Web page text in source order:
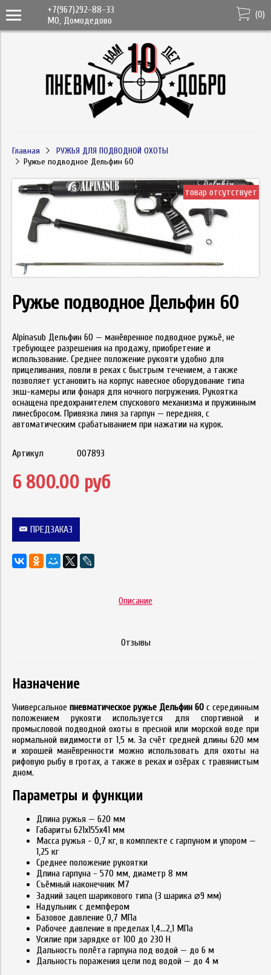
+7(967)292-88-33
МО, Домодедово
(0)
Главная
РУЖЬЯ ДЛЯ ПОДВОДНОЙ ОХОТЫ
Ружье подводное Дельфин 60
товар отсутствует
Ружье подводное Дельфин 60
Alpinasub Дельфин 60 — манёвренное подводное ружьё, не
требующее разрешения на продажу, приобретение и
использование. Среднее положение рукояти удобно для
прицеливания, ловли в реках с быстрым течением, а также
позволяет установить на корпус навесное оборудование типа
экш-камеры или фонаря для ночного погружения. Рукоятка
оснащена предохранителем спускового механизма и пружинным
линесбросом. Привязка линя за гарпун — передняя, с
автоматическим срабатыванием при нажатии на курок.
Артикул 007893
6 800.00 руб
ПРЕДЗАКАЗ
Описание
Отзывы
Назначение
Универсальное пневматическое ружье Дельфин 60 с серединным
положением рукояти используется для спортивной и
промысловой подводной охоты в пресной или морской воде при
нормальной видимости от 1,5 м. За счёт средней длины 620 мм
и хорошей манёвренности можно использовать для охоты на
рифовую рыбу в гротах, а также в реках и озёрах с травянистым
дном.
Параметры и функции
Длина ружья — 620 мм
Габариты 621x155x41 мм
Масса ружья - 0,7 кг, в комплекте с гарпуном и упором —
1,25 кг
Среднее положение рукоятки
Длина гарпуна - 570 мм, диаметр 8 мм
Съёмный наконечник М7
Задний зацеп шарикового типа (3 шарика ⌀9 мм)
Надульник с демпфером
Базовое давление 0,7 МПа
Рабочее давление в пределах 1,4...2,1 МПа
Усилие при зарядке от 100 до 230 Н
Дальность полёта гарпуна под водой — до 6 м
Дальность поражения цели под водой — до 4 м